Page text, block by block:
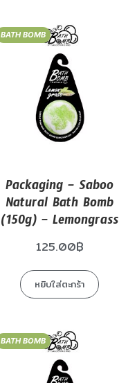
BATH BOMB
Packaging – Saboo
Natural Bath Bomb
(150g) – Lemongrass
125.00฿
หยิบใส่ตะกร้า
BATH BOMB